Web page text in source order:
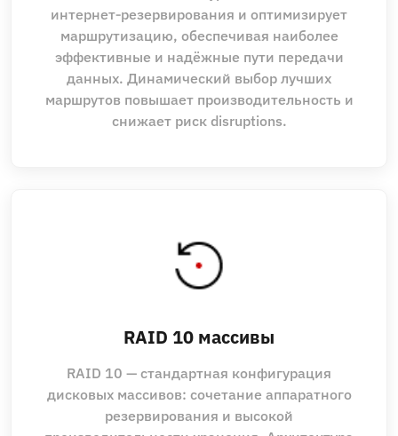
интернет‑резервирования и оптимизирует
маршрутизацию, обеспечивая наиболее
эффективные и надёжные пути передачи
данных. Динамический выбор лучших
маршрутов повышает производительность и
снижает риск disruptions.
RAID 10 массивы
RAID 10 — стандартная конфигурация
дисковых массивов: сочетание аппаратного
резервирования и высокой